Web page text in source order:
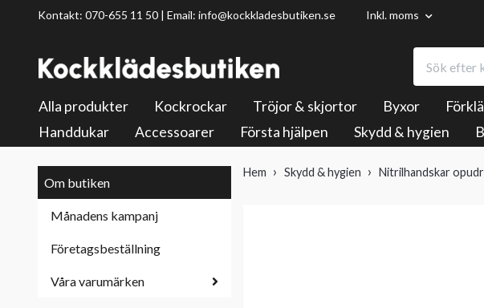
Kontakt: 070-655 11 50 | Email: info@kockkladesbutiken.se Inkl. moms
Alla produkter Kockrockar Tröjor & skjortor Byxor
Handdukar
Accessoarer Första hjälpen Skydd & hygien
Om butiken
Månadens kampanj
Företagsbeställning
Våra varumärken
Hem Skydd & hygien Nitrilhandskar